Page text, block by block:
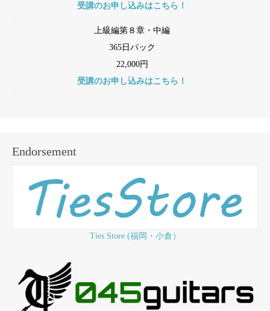
受講のお申し込みはこちら！
上級編第８章・中編
365日パック
22,000円
受講のお申し込みはこちら！
Endorsement
Ties Store (福岡・小倉）